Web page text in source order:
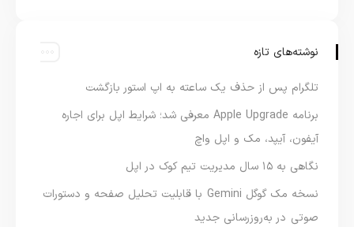
نوشته‌های تازه
تلگرام پس از حذف یک ساعته به اپ استور بازگشت
برنامه Apple Upgrade معرفی شد؛ شرایط اپل برای اجاره
آیفون، آیپد، مک و اپل واچ
نگاهی به ۱۵ سال مدیریت تیم کوک در اپل
نسخه مک گوگل Gemini با قابلیت تحلیل صفحه و دستورات
صوتی در به‌روزرسانی جدید